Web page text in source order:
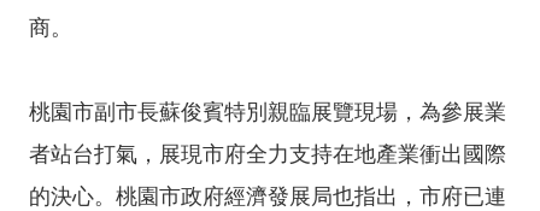
務
投
資
商。
桃園市副市長蘇俊賓特別親臨展覽現場，為參展業
者站台打氣，展現市府全力支持在地產業衝出國際
的決心。桃園市政府經濟發展局也指出，市府已連